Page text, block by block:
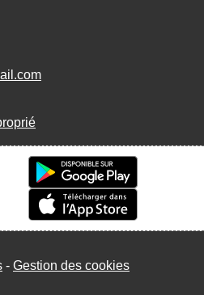
Gestion des cookies